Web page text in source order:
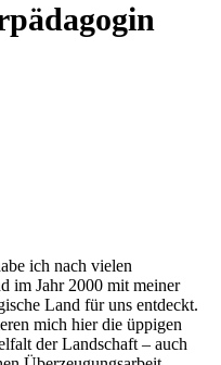
ich nach vielen
im Jahr 2000 mit meiner
Land für uns entdeckt.
mich hier die üppigen
der Landschaft – auch